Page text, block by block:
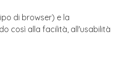
di browser) e la
così alla facilità, all'usabilità